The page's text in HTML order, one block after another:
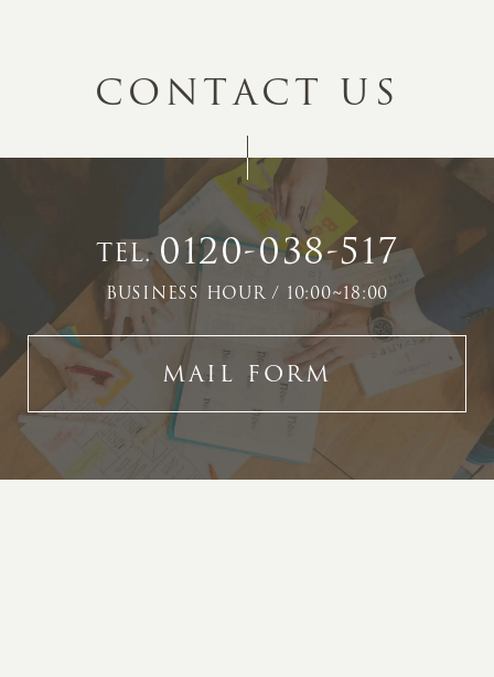
CONTACT US
TEL.0120-038-517
BUSINESS HOUR / 10:00~18:00
MAIL FORM